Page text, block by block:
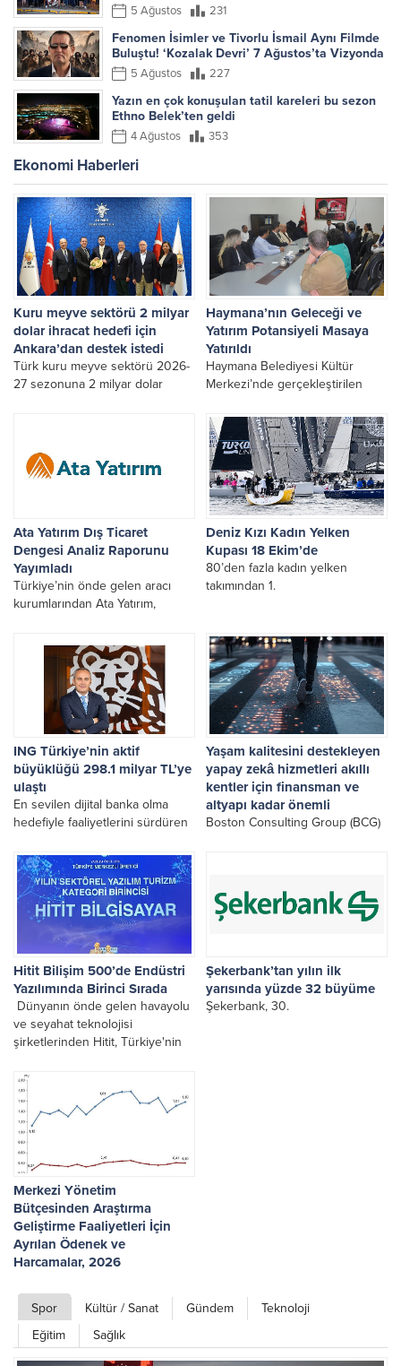
5 Ağustos 231
Fenomen İsimler ve Tivorlu İsmail Aynı Filmde
Buluştu! ‘Kozalak Devri’ 7 Ağustos’ta Vizyonda
5 Ağustos 227
Yazın en çok konuşulan tatil kareleri bu sezon
Ethno Belek’ten geldi
4 Ağustos 353
Ekonomi Haberleri
Kuru meyve sektörü 2 milyar
dolar ihracat hedefi için
Ankara’dan destek istedi
Türk kuru meyve sektörü 2026-
27 sezonuna 2 milyar dolar
Haymana’nın Geleceği ve
Yatırım Potansiyeli Masaya
Yatırıldı
Haymana Belediyesi Kültür
Merkezi’nde gerçekleştirilen
toplantısında; ilçede yapımı
devam eden projeler ile hayata
geçirilmesi planlanan yeni
yatırımlar, ulaşımdan turizme,
sanayiden kırsal kalkınmaya
kadar tüm yönleriyle ele alındı.
Ata Yatırım Dış Ticaret
Dengesi Analiz Raporunu
Yayımladı
Türkiye’nin önde gelen aracı
kurumlarından Ata Yatırım,
Türkiye ekonomisinin ve
piyasaların nabzını tutmaya,
yatırımcılar için önem taşıyan
gelişmeleri kapsamlı analizlerle
değerlendirmeye devam ediyor.
Deniz Kızı Kadın Yelken
Kupası 18 Ekim’de
80’den fazla kadın yelken
takımından 1.
ING Türkiye’nin aktif
büyüklüğü 298.1 milyar TL’ye
ulaştı
En sevilen dijital banka olma
hedefiyle faaliyetlerini sürdüren
yarısına ilişkin konsolide finansal
sonuçlarını açıkladı.
Yaşam kalitesini destekleyen
yapay zekâ hizmetleri akıllı
kentler için finansman ve
altyapı kadar önemli
Boston Consulting Group (BCG)
Şekillendiriyor (Intelligent Cities
Index 2026: How AI Shapes
zekâyı...
Hitit Bilişim 500’de Endüstri
Yazılımında Birinci Sırada
Dünyanın önde gelen havayolu
ve seyahat teknolojisi
şirketlerinden Hitit, Türkiye'nin
Araştırması kapsamında
düzenlenen Bilişim 500
Ödülleri'nde Sektörel Yazılım –
Turizm kategorisinde birincilik
ödülüne layık görüldü.
Şekerbank’tan yılın ilk
yarısında yüzde 32 büyüme
Şekerbank, 30.
Merkezi Yönetim
Bütçesinden Araştırma
Geliştirme Faaliyetleri İçin
Ayrılan Ödenek ve
Harcamalar, 2026
Ar-Ge harcaması 2025 yılında
253 milyar 544 milyon TL oldu
Merkezi yönetim bütçesi verileri
kullanılarak yapılan...
Spor Kültür / Sanat Gündem
Teknoloji
Eğitim
Sağlık